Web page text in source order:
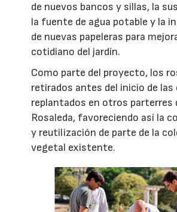
de nuevos bancos y sillas, la
la fuente de agua potable y la
de nuevas papeleras para
cotidiano del jardín.
Como parte del proyecto, los
retirados antes del inicio de las
replantados en otros parterres
Rosaleda, favoreciendo así la
y reutilización de parte de la
vegetal existente.